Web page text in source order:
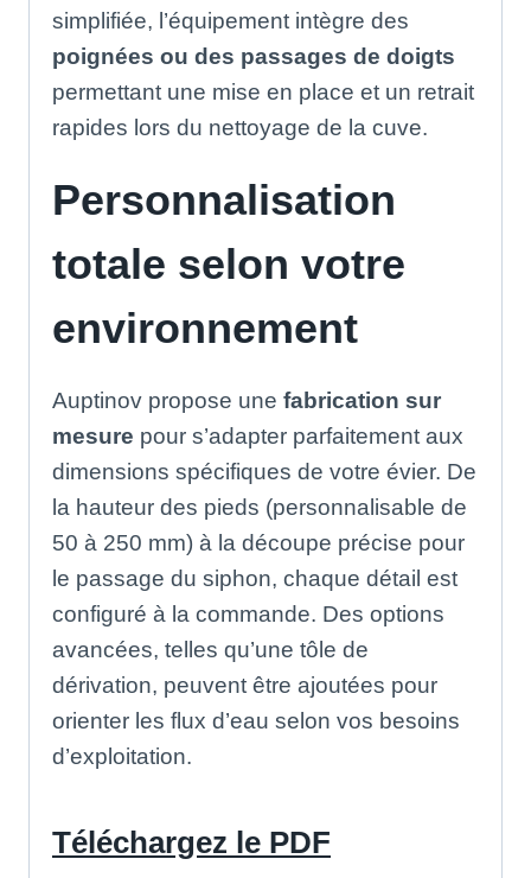
simplifiée, l’équipement intègre des
poignées ou des passages de doigts
permettant une mise en place et un retrait
rapides lors du nettoyage de la cuve.
Personnalisation
totale selon votre
environnement
Auptinov propose une fabrication sur
mesure pour s’adapter parfaitement aux
dimensions spécifiques de votre évier. De
la hauteur des pieds (personnalisable de
50 à 250 mm) à la découpe précise pour
le passage du siphon, chaque détail est
configuré à la commande. Des options
avancées, telles qu’une tôle de
dérivation, peuvent être ajoutées pour
orienter les flux d’eau selon vos besoins
d’exploitation.
Téléchargez le PDF